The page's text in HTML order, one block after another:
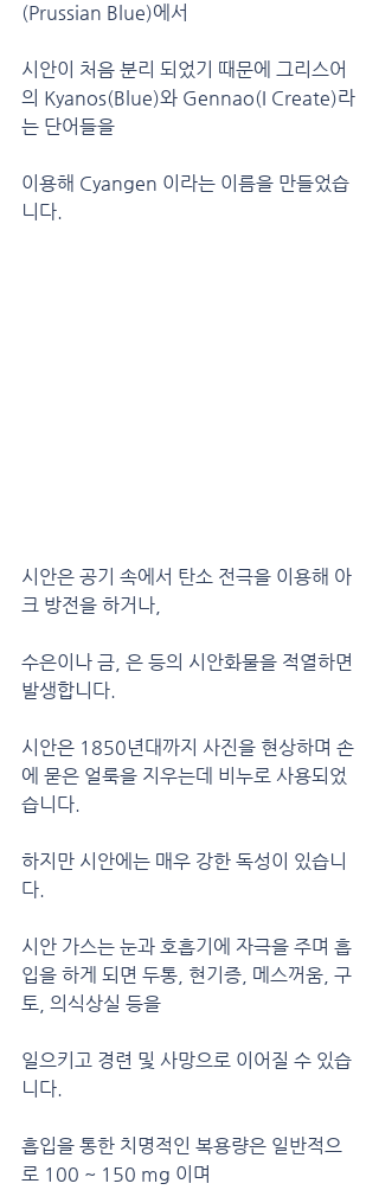
(Prussian Blue)에서
시안이 처음 분리 되었기 때문에 그리스어
의 Kyanos(Blue)와 Gennao(I Create)라
는 단어들을
이용해 Cyangen 이라는 이름을 만들었습
니다.
시안은 공기 속에서 탄소 전극을 이용해 아
크 방전을 하거나,
수은이나 금, 은 등의 시안화물을 적열하면
발생합니다.
시안은 1850년대까지 사진을 현상하며 손
에 묻은 얼룩을 지우는데 비누로 사용되었
습니다.
하지만 시안에는 매우 강한 독성이 있습니
다.
시안 가스는 눈과 호흡기에 자극을 주며 흡
입을 하게 되면 두통, 현기증, 메스꺼움, 구
토, 의식상실 등을
일으키고 경련 및 사망으로 이어질 수 있습
니다.
흡입을 통한 치명적인 복용량은 일반적으
로 100 ~ 150 mg 이며